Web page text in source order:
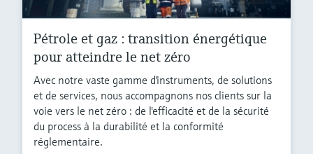
Pétrole et gaz : transition énergétique
pour atteindre le net zéro
Avec notre vaste gamme d'instruments, de solutions
et de services, nous accompagnons nos clients sur la
voie vers le net zéro : de l'efficacité et de la sécurité
du process à la durabilité et la conformité
réglementaire.